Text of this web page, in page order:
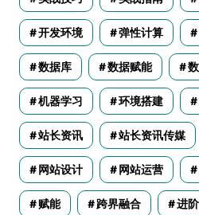
开发环境 弹性计算
数据库 数据赋能
机器学习 环境搭建
站长资讯 站长资讯传媒
网站设计 网站运营
赋能 跨界融合 进